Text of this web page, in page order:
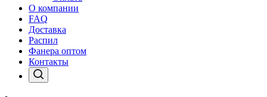
О компании
FAQ
Доставка
Распил
Фанера оптом
Контакты